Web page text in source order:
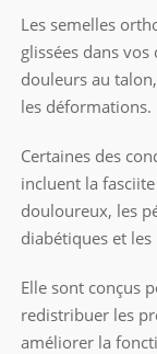
Les semelles
glissées dans
douleurs au
les déformations.
Certaines des
incluent la
douloureux, les
diabétiques et les
Elle sont conçus
redistribuer les
améliorer la